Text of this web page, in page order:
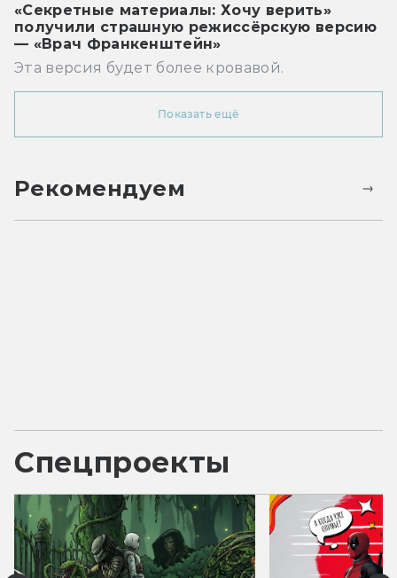
«Секретные материалы: Хочу верить»
получили страшную режиссёрскую версию
— «Врач Франкенштейн»
Эта версия будет более кровавой.
Показать ещё
Рекомендуем
Спецпроекты